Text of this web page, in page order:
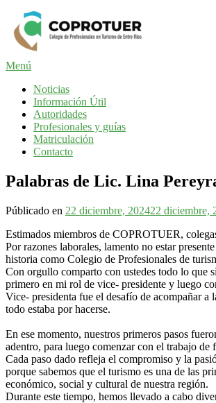
Saltar
contenido
Menú
Noticias
Información Útil
Autoridades
Profesionales y guías
Matriculación
Contacto
Palabras de Lic. Lina
Públicado en 22 diciembre, 202422 diciembre,
Estimados miembros de COPROTUER,
Por razones laborales, lamento no estar
historia como Colegio de Profesionales de
Con orgullo comparto con ustedes todo lo que
primero en mi rol de vice- presidente y luego
Vice- presidenta fue el desafío de acompañar
todo estaba por hacerse.
En ese momento, nuestros primeros pasos
adentro, para luego comenzar con el trabajo
Cada paso dado refleja el compromiso y la
porque sabemos que el turismo es una de las
económico, social y cultural de nuestra región.
Durante este tiempo, hemos llevado a cabo